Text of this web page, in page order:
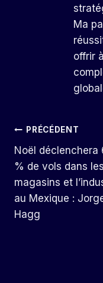
Ma
offrir
Navigation
De
L’article
PRÉCÉDENT
Noël déclenchera
% de vols dans les
magasins et
au Mexique :
Hagg